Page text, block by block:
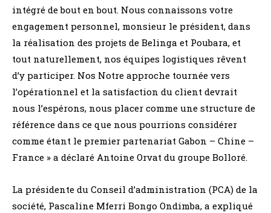
intégré de bout en bout. Nous connaissons votre
engagement personnel, monsieur le président, dans
la réalisation des projets de Belinga et Poubara, et
tout naturellement, nos équipes logistiques rêvent
d’y participer. Nos Notre approche tournée vers
l’opérationnel et la satisfaction du client devrait
nous l’espérons, nous placer comme une structure de
référence dans ce que nous pourrions considérer
comme étant le premier partenariat Gabon – Chine –
France » a déclaré Antoine Orvat du groupe Bolloré.
La présidente du Conseil d’administration (PCA) de la
société, Pascaline Mferri Bongo Ondimba, a expliqué